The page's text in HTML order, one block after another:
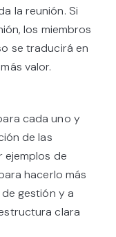
la reunión. Si
los miembros
se traducirá en
valor.
cada uno y
de las
ejemplos de
hacerlo más
gestión y a
clara